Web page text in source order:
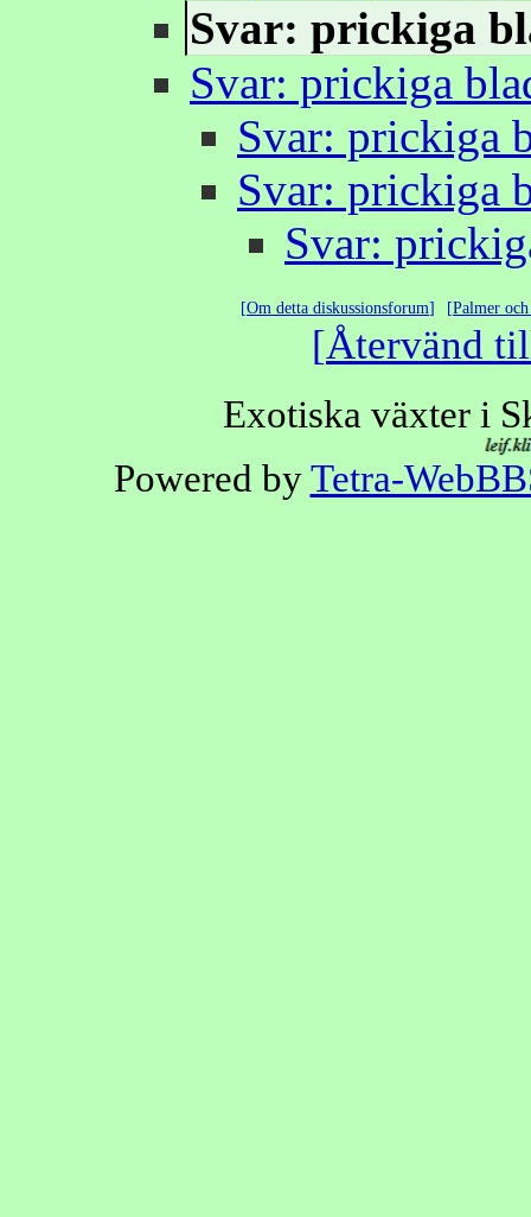
Svar: prickiga
Svar: prickiga
Svar: prickiga
Svar: prickiga
Svar:
Om detta diskussionsforum Palmer
Återvänd
Exotiska växter i
Powered byTetra-